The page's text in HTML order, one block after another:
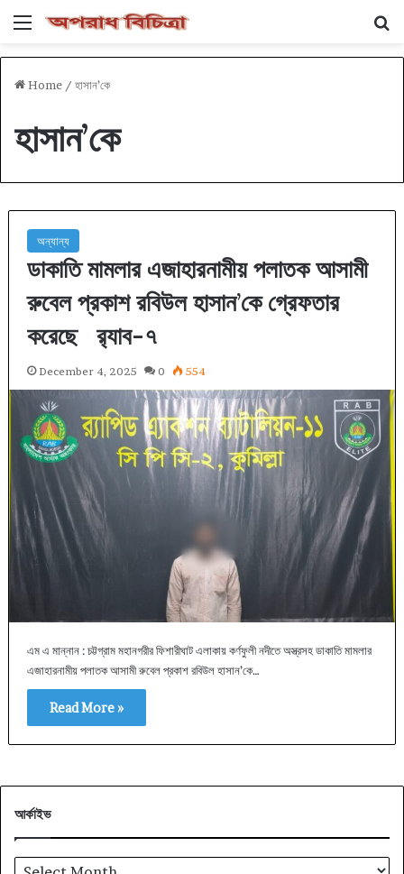
Menu
Home / হাসান’কে
হাসান’কে
অন্যান্য
ডাকাতি মামলার এজাহারনামীয় পলাতক আসামী
রুবেল প্রকাশ রবিউল হাসান’কে গ্রেফতার
করেছে র‌্যাব-৭
December 4, 2025 0 554
এম এ মান্নান : চট্টগ্রাম মহানগরীর ফিশারীঘাট এলাকায় কর্ণফুলী নদীতে অস্ত্রসহ ডাকাতি মামলার
এজাহারনামীয় পলাতক আসামী রুবেল প্রকাশ রবিউল হাসান’কে…
Read More »
আর্কাইভ
আর্কাইভ